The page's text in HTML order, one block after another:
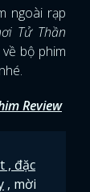
ngoài rạp
Tử Thần
bộ phim
Review
, đặc
, mời